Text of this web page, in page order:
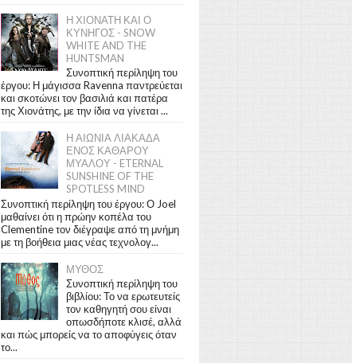
Η ΧΙΟΝΑΤΗ ΚΑΙ Ο
ΚΥΝΗΓΟΣ - SNOW
WHITE AND THE
HUNTSMAN
Συνοπτική περίληψη του
έργου: Η μάγισσα Ravenna παντρεύεται
και σκοτώνει τον βασιλιά και πατέρα
της Χιονάτης, με την ίδια να γίνεται ...
Η ΑΙΩΝΙΑ ΛΙΑΚΑΔΑ
ΕΝΟΣ ΚΑΘΑΡΟΥ
ΜΥΑΛΟΥ - ETERNAL
SUNSHINE OF THE
SPOTLESS MIND
Συνοπτική περίληψη του έργου: Ο Joel
μαθαίνει ότι η πρώην κοπέλα του
Clementine τον διέγραψε από τη μνήμη
με τη βοήθεια μιας νέας τεχνολογ...
ΜΥΘΟΣ
Συνοπτική περίληψη του
βιβλίου: Το να ερωτευτείς
τον καθηγητή σου είναι
οπωσδήποτε κλισέ, αλλά
και πώς μπορείς να το αποφύγεις όταν
το...